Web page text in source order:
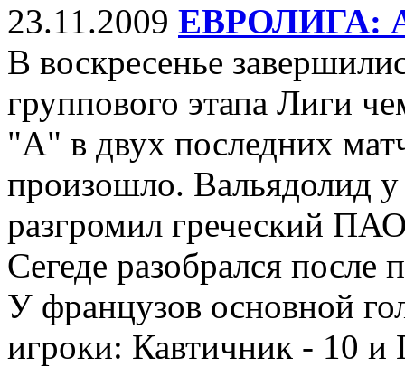
23.11.2009 ЕВРОЛИГА:
В воскресенье
группового этапа Лиги
"А" в двух последних
произошло. Вальядолид
разгромил греческий
Сегеде разобрался
У французов основной
игроки: Кавтичник - 10 и